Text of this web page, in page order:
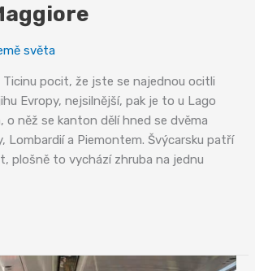
světa
Ticinu pocit, že jste se najednou ocitli
Evropy, nejsilnější, pak je to u Lago
o něž se kanton dělí hned se dvěma
Lombardií a Piemontem. Švýcarsku patří
plošně to vychází zhruba na jednu